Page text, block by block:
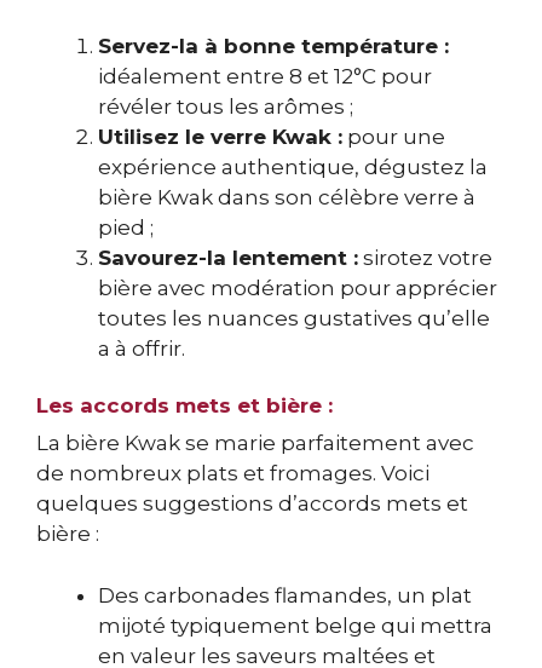
Servez-la à bonne température :
idéalement entre 8 et 12°C pour
révéler tous les arômes ;
Utilisez le verre Kwak : pour une
expérience authentique, dégustez la
bière Kwak dans son célèbre verre à
pied ;
Savourez-la lentement : sirotez votre
bière avec modération pour apprécier
toutes les nuances gustatives qu’elle
a à offrir.
Les accords mets et bière :
La bière Kwak se marie parfaitement avec
de nombreux plats et fromages. Voici
quelques suggestions d’accords mets et
bière :
Des carbonades flamandes, un plat
mijoté typiquement belge qui mettra
en valeur les saveurs maltées et